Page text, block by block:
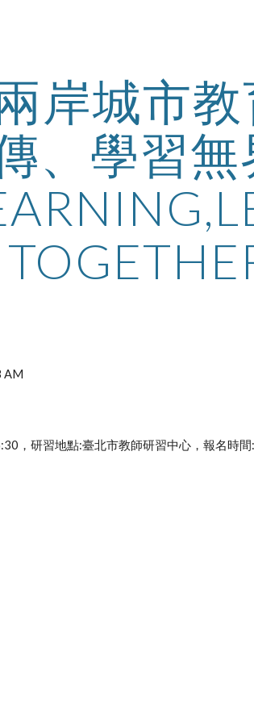
岸城市
、學習無
AM
，研習地點:臺北市教師研習中心，報名時